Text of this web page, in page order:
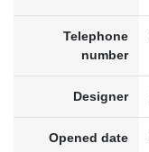
Telephone
number
Designer
Opened date